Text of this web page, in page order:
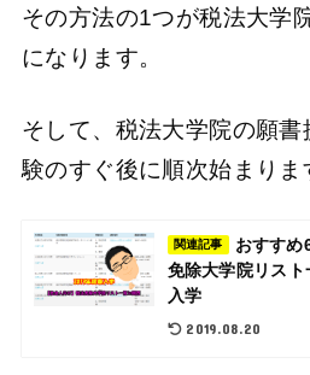
その方法の1つが税法大学
になります。
そして、税法大学院の願
験のすぐ後に順次始まりま
関連記事
おすすめ
免除大学院リス
入学
2019.08.20